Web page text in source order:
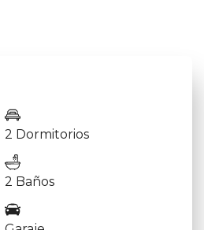
2 Dormitorios
2 Baños